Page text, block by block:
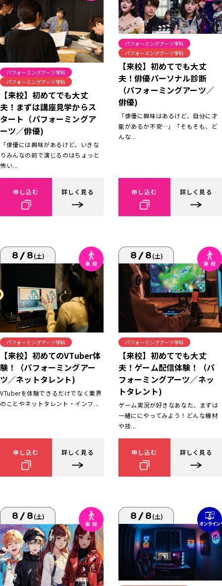
パフォーミングアーツ学科
パフォーミングアーツ学科
【来校】初めてでも大丈
夫！まずは講座見学からス
タート（パフォーミングア
ーツ／俳優)
「俳優には興味があるけど、いきな
りみんなの前で演じるのはちょっと
怖い...
申し込む 詳しく見る
パフォーミングアーツ学科
パフォーミングアーツ学科
【来校】初めてでも大丈
夫！俳優パーソナル診断
（パフォーミングアーツ／
俳優)
「俳優に興味はあるけど、自分に才
能があるか不安…」「そもそも、ど
んな...
申し込む 詳しく見る
8/8(土)
パフォーミングアーツ学科
【来校】初めてのVTuber体
験！（パフォーミングアー
ツ／ネットタレント)
VTuberを体験できるだけでなく業界
のことやネットタレント・インフ...
申し込む 詳しく見る
8/8(土)
パフォーミングアーツ学科
【来校】初めてでも大丈
夫！ゲーム配信体験！（パ
フォーミングアーツ／ネッ
トタレント)
ゲーム実況が好きなあなた、まずは
一緒ににやってみよう！どんな機材
や技...
申し込む 詳しく見る
8/8(土) 8/8(土)